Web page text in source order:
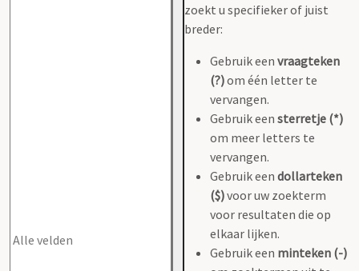
zoekt u specifieker of juist
breder:
Gebruik een vraagteken
(?)om één letter te
vervangen.
Gebruik een sterretje (*)
om meer letters te
vervangen.
Gebruik een dollarteken
($)voor uw zoekterm
voor resultaten die op
elkaar lijken.
Gebruik een minteken (-)